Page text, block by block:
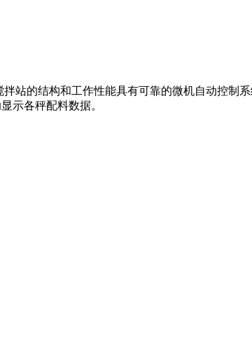
站的结构和工作性能具有可靠的微机自动控制
示各秤配料数据。